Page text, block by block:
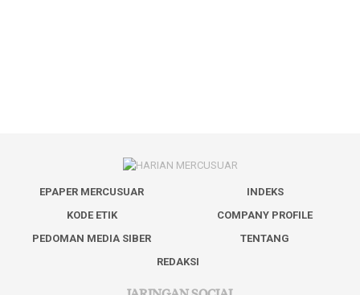
EPAPER MERCUSUAR
INDEKS
KODE ETIK
COMPANY PROFILE
PEDOMAN MEDIA SIBER
TENTANG
REDAKSI